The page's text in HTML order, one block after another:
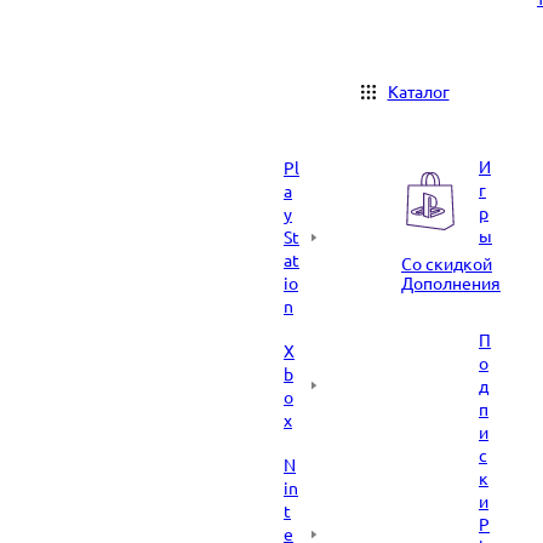
Каталог
Pl
a
y
St
at
io
n
X
b
o
x
N
in
t
e
И
г
р
ы
Со скидкой
Дополнения
П
о
д
п
и
с
к
и
P